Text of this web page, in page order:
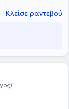
Κλείσε ραντεβού